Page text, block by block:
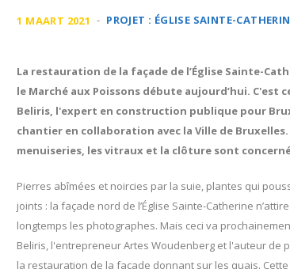
1 MAART 2021 - PROJET : ÉGLISE SAINTE-
La restauration de la façade de l’Église Sainte-
le Marché aux Poissons débute aujourd’hui. C'est
Beliris, l'expert en construction publique pour
chantier en collaboration avec la Ville de
menuiseries, les vitraux et la clôture sont
Pierres abîmées et noircies par la suie, plantes qui
joints : la façade nord de l’Église Sainte-Catherine
longtemps les photographes. Mais ceci va
Beliris, l'entrepreneur Artes Woudenberg et l'auteur de
la restauration de la façade donnant sur les quais.